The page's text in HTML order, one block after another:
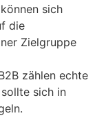
sich
die
Zielgruppe
zählen echte
sich in